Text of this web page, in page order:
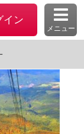
イン
メニュー